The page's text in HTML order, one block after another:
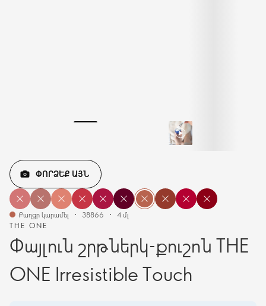
THE ONE
Փայլուն շրթներկ-քուշոն THE
ONE Irresistible Touch
ՓՈՐՁԵՔ ԱՅՆ
Քաղցր կարամել 38866 4 մլ